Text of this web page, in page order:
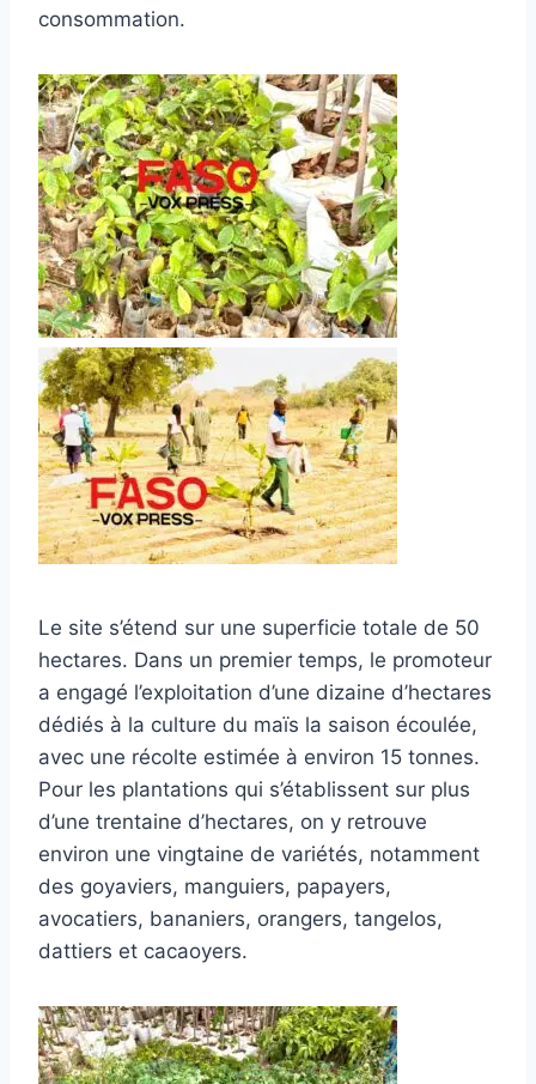
consommation.
Le site s’étend sur une superficie totale de 50
hectares. Dans un premier temps, le promoteur
a engagé l’exploitation d’une dizaine d’hectares
dédiés à la culture du maïs la saison écoulée,
avec une récolte estimée à environ 15 tonnes.
Pour les plantations qui s’établissent sur plus
d’une trentaine d’hectares, on y retrouve
environ une vingtaine de variétés, notamment
des goyaviers, manguiers, papayers,
avocatiers, bananiers, orangers, tangelos,
dattiers et cacaoyers.